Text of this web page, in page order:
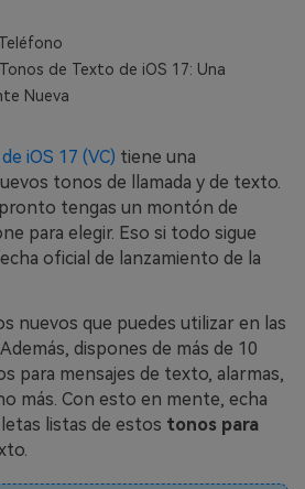
de Datos de un
a Otro
SMS y otros tipos de
de un teléfono a otro y a la
PC.
(Alias: Wutsapper)
datos de WhatsApp y
Business sin restablecer los
de fábrica.
de Texto de iOS 17: Una
Nueva
iOS 17 (VC) tiene una
tonos de llamada y de texto.
tengas un montón de
para elegir. Eso si todo sigue
oficial de lanzamiento de la
nuevos que puedes utilizar en las
dispones de más de 10
para mensajes de texto, alarmas,
más. Con esto en mente, echa
listas de estos tonos para